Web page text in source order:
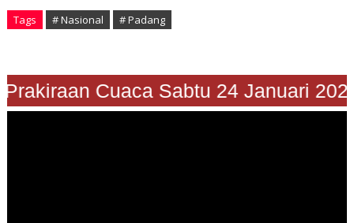
Tags # Nasional # Padang
Cuaca Sabtu 24 Januari 2026"